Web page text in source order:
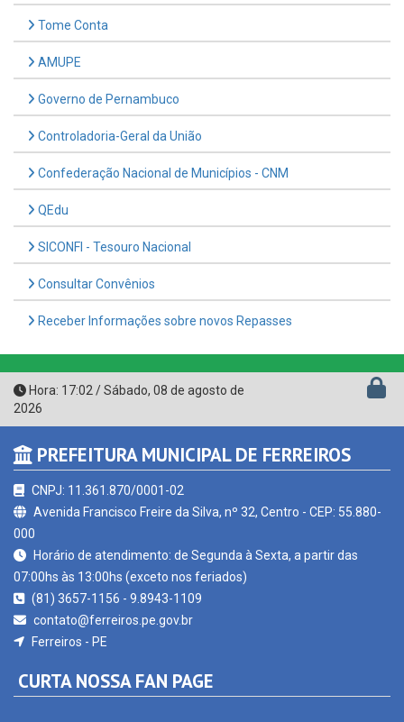
AMUPE
Governo de Pernambuco
Controladoria-Geral da União
Confederação Nacional de Municípios - CNM
QEdu
SICONFI - Tesouro Nacional
Consultar Convênios
Receber Informações sobre novos Repasses
Hora:17:02/Sábado,08 de agosto de
2026
PREFEITURA MUNICIPAL DE FERREIROS
CNPJ: 11.361.870/0001-02
000
Horário de atendimento: de Segunda à Sexta, a partir das
07:00hs às 13:00hs (exceto nos feriados)
(81) 3657-1156 - 9.8943-1109
contato@ferreiros.pe.gov.br
Ferreiros - PE
CURTA NOSSA FAN PAGE